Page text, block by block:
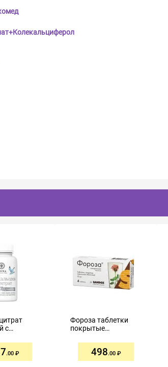
с
цинком и
.00
Фороза таблетки
покрытые
498.00